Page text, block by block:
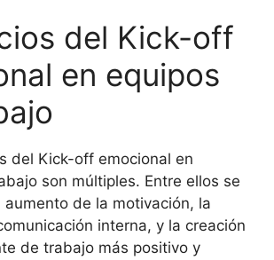
del Kick-off
en equipos
del Kick-off emocional en
son múltiples. Entre ellos se
aumento de la motivación, la
interna, y la creación
de trabajo más positivo y